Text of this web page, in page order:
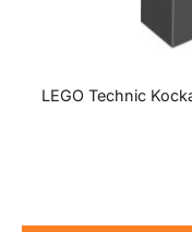
LEGO Technic